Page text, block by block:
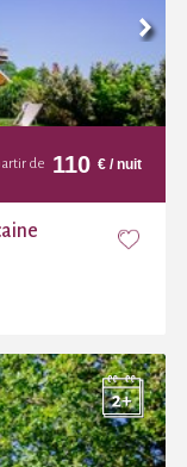
de 110 € / nuit